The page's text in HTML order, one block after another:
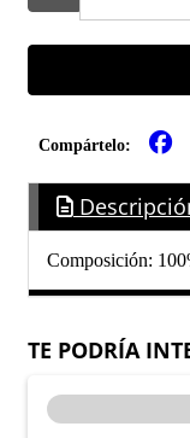
Compártelo:
Composición:
TE PODRÍA